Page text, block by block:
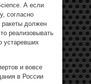
А если
согласно
ракеты должен
реализовывать
устаревших
и вовсе
в России